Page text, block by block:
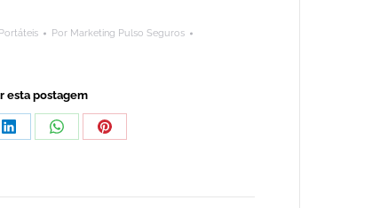
Por Marketing Pulso Seguros
esta postagem
CompartilharCompartilharCompartilhar